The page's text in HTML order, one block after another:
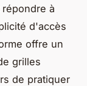
à
d'accès
offre un
grilles
de pratiquer